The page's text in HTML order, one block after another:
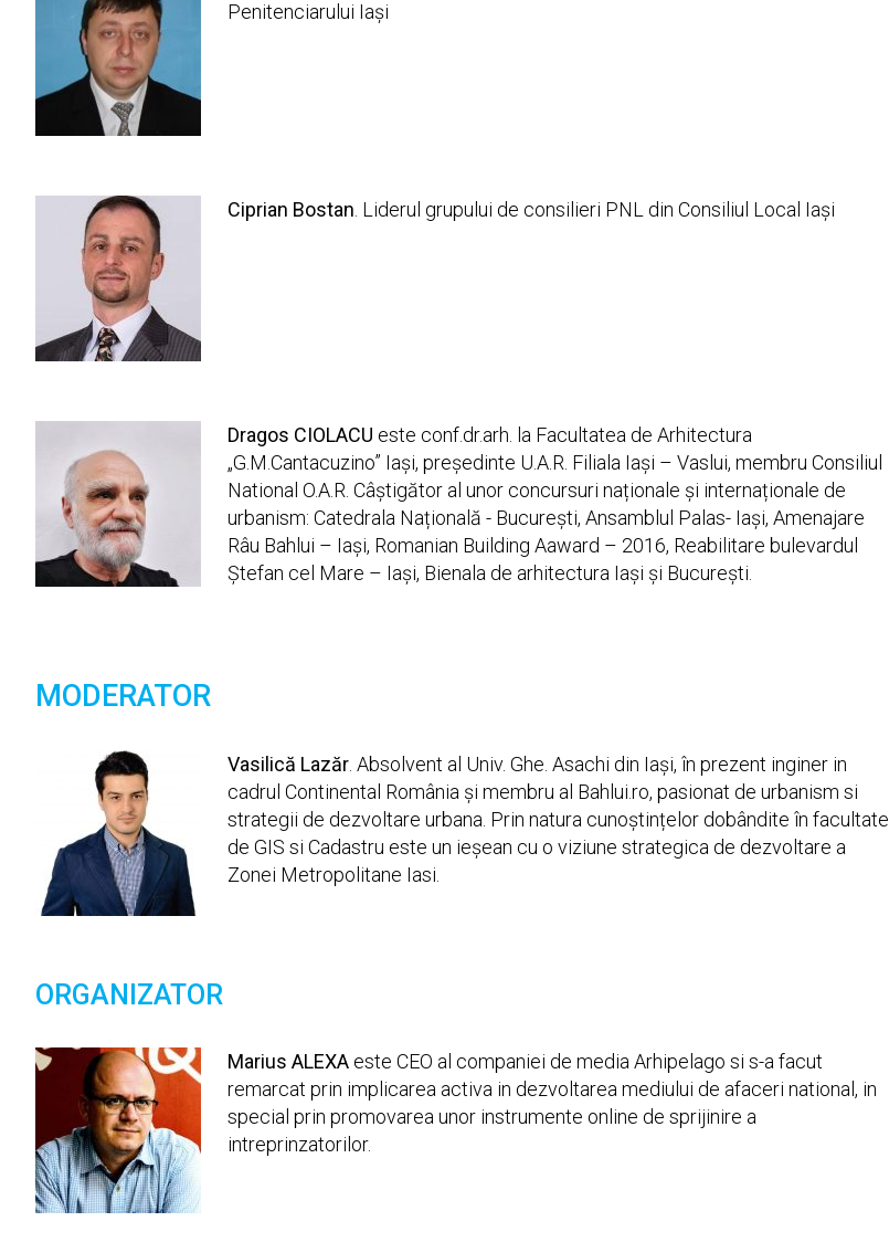
Penitenciarului Iași
Ciprian Bostan . Liderul grupului de consilieri PNL din Consiliul Local Iași
Dragos CIOLACU este conf.dr.arh. la Facultatea de Arhitectura
„G.M.Cantacuzino” Iași, președinte U.A.R. Filiala Iași – Vaslui, membru Consiliul
National O.A.R. Câștigător al unor concursuri naționale și internaționale de
urbanism: Catedrala Națională - București, Ansamblul Palas- Iași, Amenajare
Râu Bahlui – Iași, Romanian Building Aaward – 2016, Reabilitare bulevardul
Ștefan cel Mare – Iași, Bienala de arhitectura Iași și București.
MODERATOR
Vasilică Lazăr . Absolvent al Univ. Ghe. Asachi din Iași, în prezent inginer in
cadrul Continental România și membru al Bahlui.ro, pasionat de urbanism si
strategii de dezvoltare urbana. Prin natura cunoștințelor dobândite în facultate
de GIS si Cadastru este un ieșean cu o viziune strategica de dezvoltare a
Zonei Metropolitane Iasi.
ORGANIZATOR
Marius ALEXA este CEO al companiei de media Arhipelago si s-a facut
remarcat prin implicarea activa in dezvoltarea mediului de afaceri national, in
special prin promovarea unor instrumente online de sprijinire a
intreprinzatorilor.